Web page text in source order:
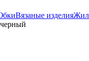
Вязаные изделия